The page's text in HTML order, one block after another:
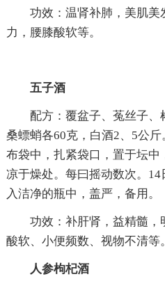
功效：温肾补肺，美肌美
力，腰膝酸软等。
五子酒
配方：覆盆子、菟丝子、
桑螵蛸各60克，白酒2、5公
布袋中，扎紧袋口，置于坛中
凉于燥处。每曰摇动数次。
入洁净的瓶中，盖严，备用。
功效：补肝肾，益精髓，
酸软、小便频数、视物不清等。
人参枸杞酒